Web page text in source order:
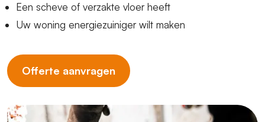
Een scheve of verzakte vloer heeft
Uw woning energiezuiniger wilt maken
Offerte aanvragen